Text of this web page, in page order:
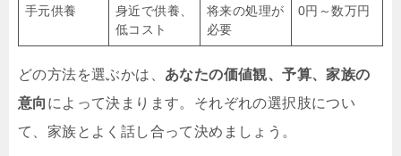
手元供養
身近で供養、
低コスト
将来の処理が
必要
0円～数万円
どの方法を選ぶかは、 あなたの価値観、予算、家族の
意向 によって決まります。それぞれの選択肢につい
て、家族とよく話し合って決めましょう。